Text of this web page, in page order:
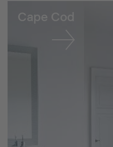
Cape Cod